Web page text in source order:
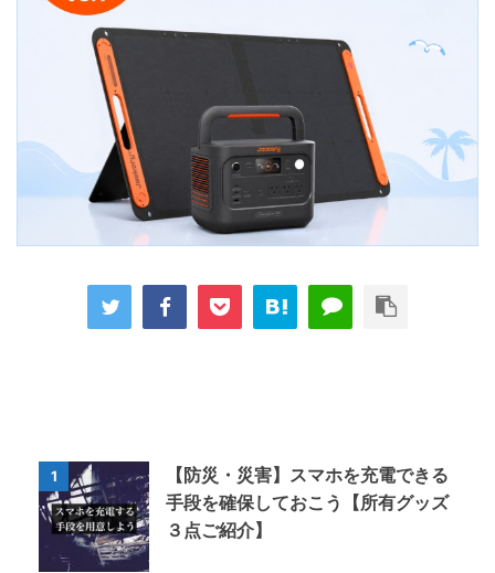
1
【防災・災害】スマホを充電できる
手段を確保しておこう【所有グッズ
３点ご紹介】